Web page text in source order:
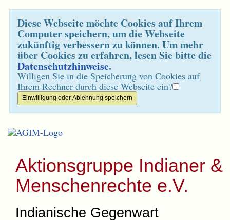
Diese Webseite möchte Cookies auf Ihrem
Computer speichern, um die Webseite
zukünftig verbessern zu können. Um mehr
über Cookies zu erfahren, lesen Sie bitte die
Datenschutzhinweise.
Willigen Sie in die Speicherung von Cookies auf
Ihrem Rechner durch diese Webseite ein?
Aktionsgruppe Indianer &
Menschenrechte e.V.
Indianische Gegenwart